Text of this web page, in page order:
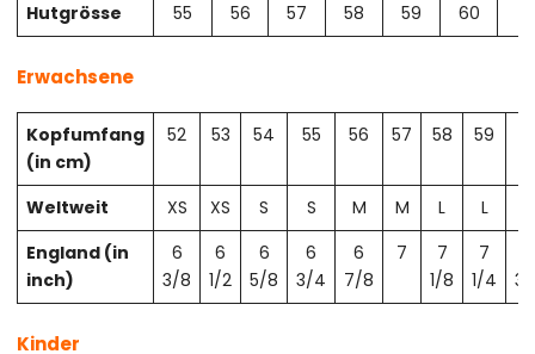
Hutgrösse
55 56 57 58 59 60
Erwachsene
Kopfumfang
(in cm)
52 53 54 55 56 57 58 59
Weltweit XS XS S S M M L L
England (in
inch)
6
3/8
6
1/2
6
5/8
6
3/4
6
7/8
7
7
1/8
7
1/4
Kinder